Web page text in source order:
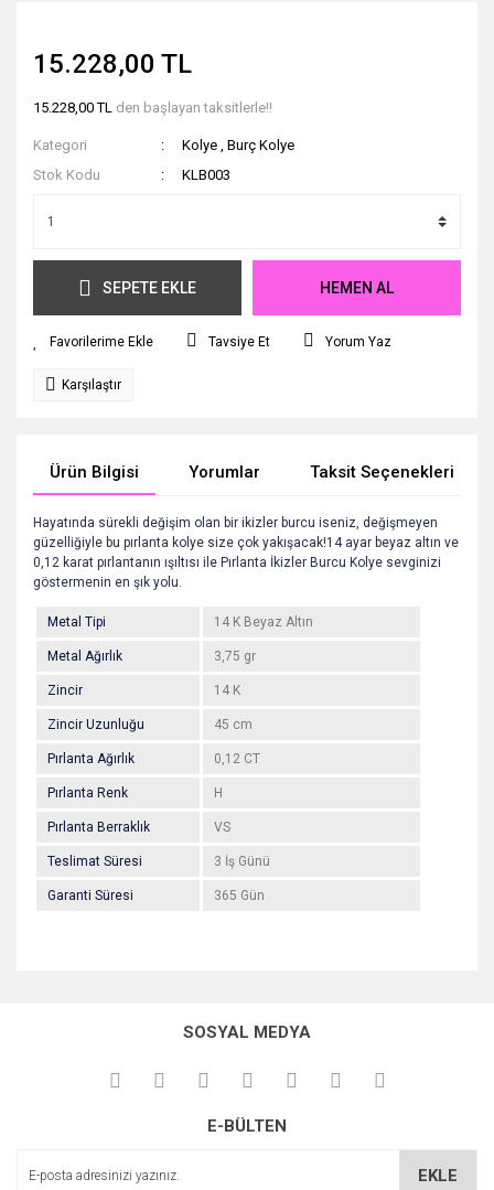
15.228,00 TL
15.228,00 TL den başlayan taksitlerle!!
Kategori Kolye ,Burç Kolye
Stok Kodu
KLB003
SEPETE EKLE HEMEN AL
Tavsiye Et Yorum Yaz
Karşılaştır
Ürün Bilgisi Yorumlar Taksit Seçenekleri
Hayatında sürekli değişim olan bir ikizler burcu iseniz, değişmeyen
güzelliğiyle bu pırlanta kolye size çok yakışacak!14 ayar beyaz altın ve
0,12 karat pırlantanın ışıltısı ile Pırlanta İkizler Burcu Kolye sevginizi
göstermenin en şık yolu.
Metal Tipi 14 K Beyaz Altın
Metal Ağırlık 3,75 gr
Zincir 14 K
Zincir Uzunluğu 45 cm
Pırlanta Ağırlık 0,12 CT
Pırlanta Renk H
Pırlanta Berraklık VS
Teslimat Süresi 3 İş Günü
Garanti Süresi 365 Gün
kullanarak tarafımıza iletebilirsiniz.
Görüş ve önerileriniz için teşekkür ederiz.
Ürün açıklamasında eksik bilgiler bulunuyor.
SOSYAL MEDYA
E-BÜLTEN
EKLE